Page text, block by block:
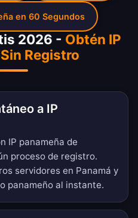
2026 - Obtén IP
Registro
a IP
IP panameña de
proceso de registro.
servidores en Panamá y
panameño al instante.
en 60 Segundos